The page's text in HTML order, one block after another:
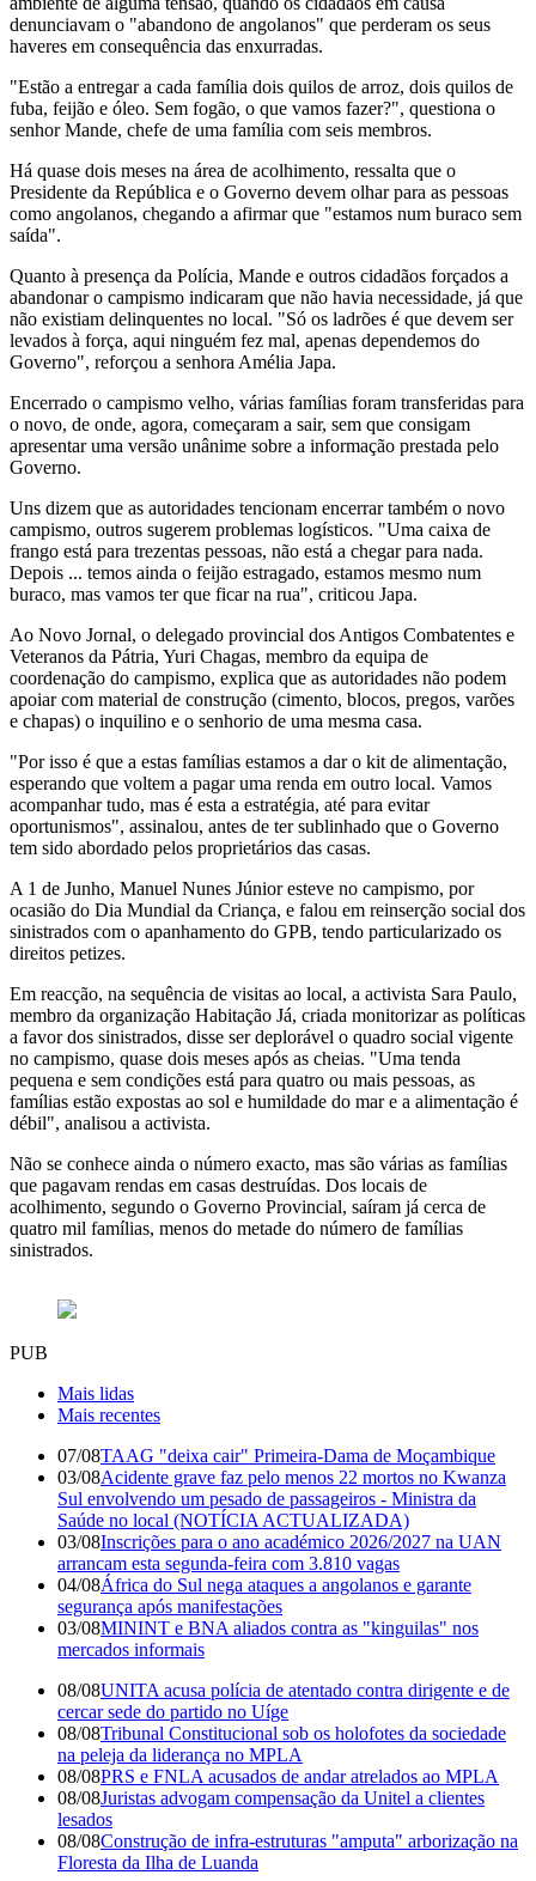
denunciavam o "abandono de angolanos" que perderam os seus
haveres em consequência das enxurradas.
"Estão a entregar a cada família dois quilos de arroz, dois quilos de
fuba, feijão e óleo. Sem fogão, o que vamos fazer?", questiona o
senhor Mande, chefe de uma família com seis membros.
Há quase dois meses na área de acolhimento, ressalta que o
Presidente da República e o Governo devem olhar para as pessoas
como angolanos, chegando a afirmar que "estamos num buraco sem
saída".
Quanto à presença da Polícia, Mande e outros cidadãos forçados a
abandonar o campismo indicaram que não havia necessidade, já que
não existiam delinquentes no local. "Só os ladrões é que devem ser
levados à força, aqui ninguém fez mal, apenas dependemos do
Governo", reforçou a senhora Amélia Japa.
Encerrado o campismo velho, várias famílias foram transferidas para
o novo, de onde, agora, começaram a sair, sem que consigam
apresentar uma versão unânime sobre a informação prestada pelo
Governo.
Uns dizem que as autoridades tencionam encerrar também o novo
campismo, outros sugerem problemas logísticos. "Uma caixa de
frango está para trezentas pessoas, não está a chegar para nada.
Depois ... temos ainda o feijão estragado, estamos mesmo num
buraco, mas vamos ter que ficar na rua", criticou Japa.
Ao Novo Jornal, o delegado provincial dos Antigos Combatentes e
Veteranos da Pátria, Yuri Chagas, membro da equipa de
coordenação do campismo, explica que as autoridades não podem
apoiar com material de construção (cimento, blocos, pregos, varões
e chapas) o inquilino e o senhorio de uma mesma casa.
"Por isso é que a estas famílias estamos a dar o kit de alimentação,
esperando que voltem a pagar uma renda em outro local. Vamos
acompanhar tudo, mas é esta a estratégia, até para evitar
oportunismos", assinalou, antes de ter sublinhado que o Governo
tem sido abordado pelos proprietários das casas.
A 1 de Junho, Manuel Nunes Júnior esteve no campismo, por
ocasião do Dia Mundial da Criança, e falou em reinserção social dos
sinistrados com o apanhamento do GPB, tendo particularizado os
direitos petizes.
Em reacção, na sequência de visitas ao local, a activista Sara Paulo,
membro da organização Habitação Já, criada monitorizar as políticas
a favor dos sinistrados, disse ser deplorável o quadro social vigente
no campismo, quase dois meses após as cheias. "Uma tenda
pequena e sem condições está para quatro ou mais pessoas, as
famílias estão expostas ao sol e humildade do mar e a alimentação é
débil", analisou a activista.
Não se conhece ainda o número exacto, mas são várias as famílias
que pagavam rendas em casas destruídas. Dos locais de
acolhimento, segundo o Governo Provincial, saíram já cerca de
quatro mil famílias, menos do metade do número de famílias
sinistrados.
PUB
Mais lidas
Mais recentes
07/08TAAG "deixa cair" Primeira-Dama de Moçambique
03/08Acidente grave faz pelo menos 22 mortos no Kwanza
Sul envolvendo um pesado de passageiros - Ministra da
Saúde no local (NOTÍCIA ACTUALIZADA)
03/08Inscrições para o ano académico 2026/2027 na UAN
arrancam esta segunda-feira com 3.810 vagas
04/08África do Sul nega ataques a angolanos e garante
segurança após manifestações
03/08MININT e BNA aliados contra as "kinguilas" nos
mercados informais
08/08UNITA acusa polícia de atentado contra dirigente e de
cercar sede do partido no Uíge
08/08Tribunal Constitucional sob os holofotes da sociedade
na peleja da liderança no MPLA
08/08PRS e FNLA acusados de andar atrelados ao MPLA
08/08Juristas advogam compensação da Unitel a clientes
lesados
08/08Construção de infra-estruturas "amputa" arborização na
Floresta da Ilha de Luanda